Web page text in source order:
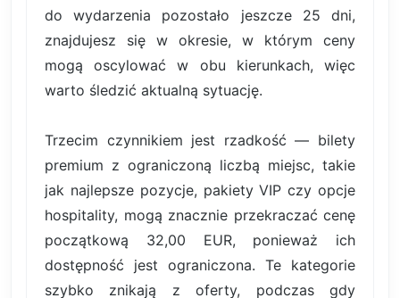
do wydarzenia pozostało jeszcze 25 dni,
znajdujesz się w okresie, w którym ceny
mogą oscylować w obu kierunkach, więc
warto śledzić aktualną sytuację.
Trzecim czynnikiem jest rzadkość — bilety
premium z ograniczoną liczbą miejsc, takie
jak najlepsze pozycje, pakiety VIP czy opcje
hospitality, mogą znacznie przekraczać cenę
początkową 32,00 EUR, ponieważ ich
dostępność jest ograniczona. Te kategorie
szybko znikają z oferty, podczas gdy